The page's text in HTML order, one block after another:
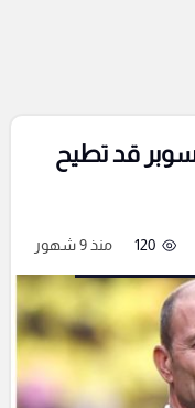
قد تطيح
120 منذ 9 شهور